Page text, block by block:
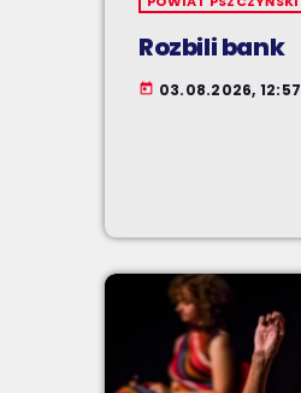
Rozbili bank
today 03.08.2026, 12:57